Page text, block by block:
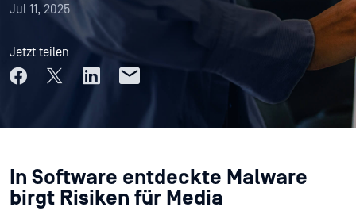
Jul 11, 2025
Jetzt teilen
In Software entdeckte Malware
birgt Risiken für Media